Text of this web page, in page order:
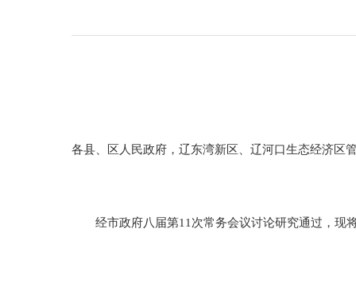
各县、区人民政府，辽东湾新区、辽河口生态经济区
经市政府八届第11次常务会议讨论研究通过，现将